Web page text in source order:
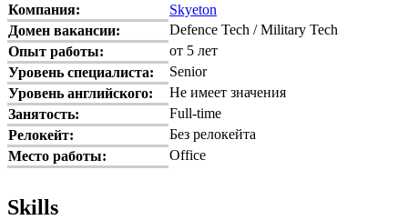
Компания:
Skyeton
Домен вакансии:
Defence Tech / Military Tech
Опыт работы:
от 5 лет
Уровень специалиста:
Senior
Уровень английского:
Не имеет значения
Занятость:
Full-time
Релокейт:
Без релокейта
Место работы:
Office
Skills